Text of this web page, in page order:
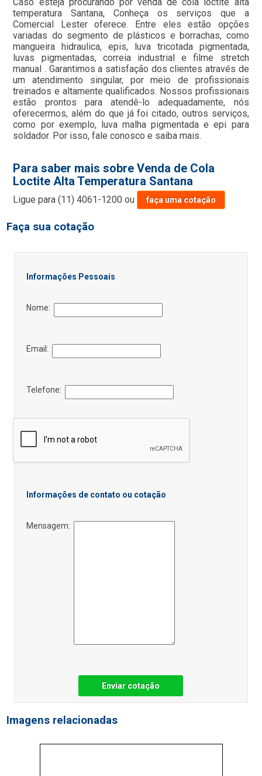
temperatura Santana, Conheça os serviços que a
Comercial Lester oferece. Entre eles estão opções
variadas do segmento de plásticos e borrachas, como
mangueira hidraulica, epis, luva tricotada pigmentada,
luvas pigmentadas, correia industrial e filme stretch
manual . Garantimos a satisfação dos clientes através de
um atendimento singular, por meio de profissionais
treinados e altamente qualificados. Nossos profissionais
estão prontos para atendê-lo adequadamente, nós
oferecermos, além do que já foi citado, outros serviços,
como por exemplo, luva malha pigmentada e epi para
soldador. Por isso, fale conosco e saiba mais.
Para saber mais sobre Venda de Cola
Loctite Alta Temperatura Santana
Ligue para(11) 4061-1200 ou faça uma cotação
Faça sua cotação
Informações Pessoais
Nome:
Email:
Telefone:
Informações de contato ou cotação
Mensagem:
Enviar cotação
Imagens relacionadas